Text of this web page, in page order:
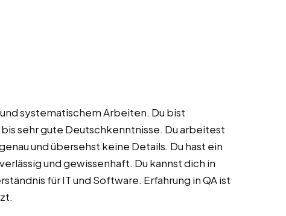
systematischem Arbeiten. Du bist
sehr gute Deutschkenntnisse. Du arbeitest
und übersehst keine Details. Du hast ein
und gewissenhaft. Du kannst dich in
für IT und Software. Erfahrung in QA ist